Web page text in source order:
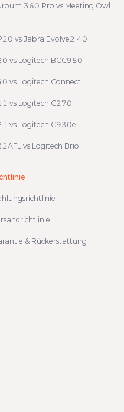
360 Pro vs Meeting Owl
vs Jabra Evolve2 40
vs Logitech BCC950
vs Logitech Connect
vs Logitech C270
vs Logitech C930e
vs Logitech Brio
& Rückerstattung